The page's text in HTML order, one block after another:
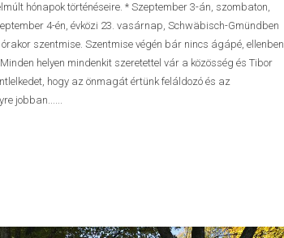
hónapok történéseire. * Szeptember 3-án, szombaton,
4-én, évközi 23. vasárnap, Schwäbisch-Gmündben
szentmise. Szentmise végén bár nincs ágápé, ellenben
helyen mindenkit szeretettel vár a közösség és Tibor
hogy az önmagát értünk feláldozó és az
jobban......